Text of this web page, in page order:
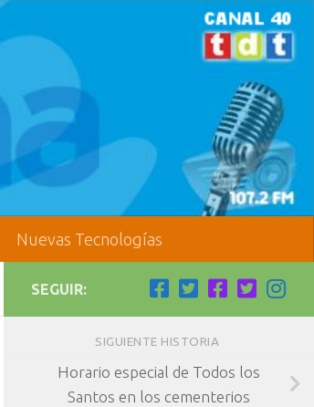
Nuevas Tecnologías
SEGUIR:
SIGUIENTE HISTORIA
Horario especial de Todos los
Santos en los cementerios